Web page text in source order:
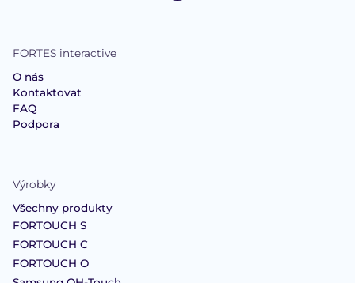
FORTES interactive
O nás
Kontaktovat
FAQ
Podpora
Výrobky
Všechny produkty
FORTOUCH S
FORTOUCH C
FORTOUCH O